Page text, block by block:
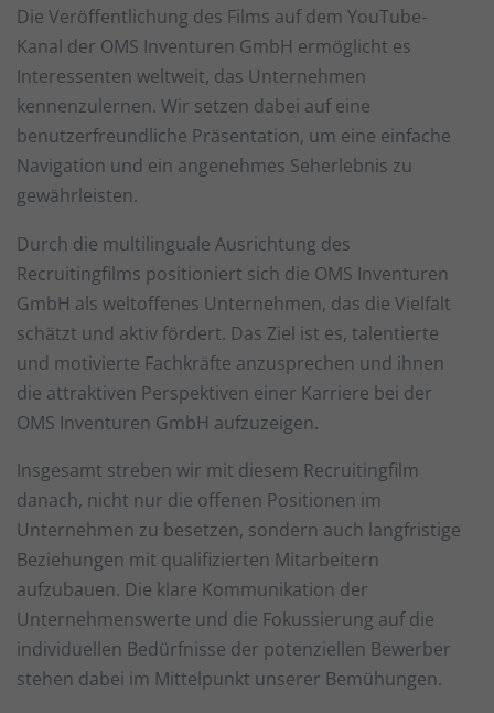
Die Veröffentlichung des Films auf dem YouTube-
Kanal der OMS Inventuren GmbH ermöglicht es
Interessenten weltweit, das Unternehmen
kennenzulernen. Wir setzen dabei auf eine
benutzerfreundliche Präsentation, um eine einfache
Navigation und ein angenehmes Seherlebnis zu
gewährleisten.
Durch die multilinguale Ausrichtung des
Recruitingfilms positioniert sich die OMS Inventuren
GmbH als weltoffenes Unternehmen, das die Vielfalt
schätzt und aktiv fördert. Das Ziel ist es, talentierte
und motivierte Fachkräfte anzusprechen und ihnen
die attraktiven Perspektiven einer Karriere bei der
OMS Inventuren GmbH aufzuzeigen.
Insgesamt streben wir mit diesem Recruitingfilm
danach, nicht nur die offenen Positionen im
Unternehmen zu besetzen, sondern auch langfristige
Beziehungen mit qualifizierten Mitarbeitern
aufzubauen. Die klare Kommunikation der
Unternehmenswerte und die Fokussierung auf die
individuellen Bedürfnisse der potenziellen Bewerber
stehen dabei im Mittelpunkt unserer Bemühungen.
Adressen), z. B. für personalisierte Anzeigen und Inhalte oder
Anzeigen- und Inhaltsmessung.
die Verwendung Ihrer Daten finden Sie in unserer
Datenschutzerklärung.
Hier finden Sie eine Übersicht über alle verwendeten Cookies.
Sie können Ihre Einwilligung zu ganzen Kategorien geben
oder sich weitere Informationen anzeigen lassen und so nur
bestimmte Cookies auswählen.
Alle akzeptieren
Zurück
Datenschutzeinstellungen
Essenziell (1)
Essenzielle Cookies ermöglichen grundlegende Funktionen und sind für
die einwandfreie Funktion der Website erforderlich.
Cookie-Informationen anzeigen
Statistiken (1)
Statistik Cookies erfassen Informationen anonym. Diese Informationen
helfen uns zu verstehen, wie unsere Besucher unsere Website nutzen.
Externe Medien (1)
Inhalte von Videoplattformen und Social-Media-Plattformen werden
standardmäßig blockiert. Wenn Cookies von externen Medien akzeptiert
werden, bedarf der Zugriff auf diese Inhalte keiner manuellen
Einwilligung mehr.
Cookie-Informationen anzeigen